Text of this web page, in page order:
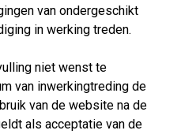
van ondergeschikt
in werking treden.
niet wenst te
van inwerkingtreding de
van de website na de
als acceptatie van de